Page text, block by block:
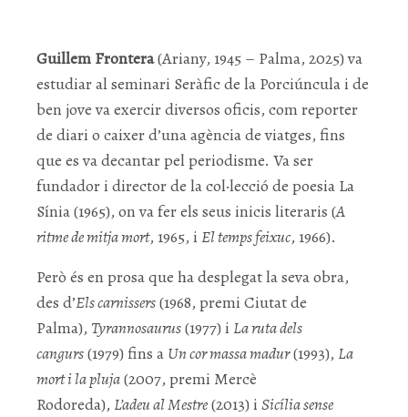
Guillem Frontera(Ariany, 1945 – Palma, 2025) va
estudiar al seminari Seràfic de la Porciúncula i de
ben jove va exercir diversos oficis, com reporter
de diari o caixer d’una agència de viatges, fins
que es va decantar pel periodisme. Va ser
fundador i director de la col·lecció de poesia La
Sínia (1965), on va fer els seus inicis literaris (A
ritme de mitja mort, 1965, i El temps feixuc, 1966).
Però és en prosa que ha desplegat la seva obra,
des d’Els carnissers(1968, premi Ciutat de
Palma), Tyrannosaurus(1977) i La ruta dels
cangurs(1979) fins a Un cor massa madur(1993), La
mort i la pluja(2007, premi Mercè
Rodoreda), L’adeu al Mestre(2013) i Sicília sense